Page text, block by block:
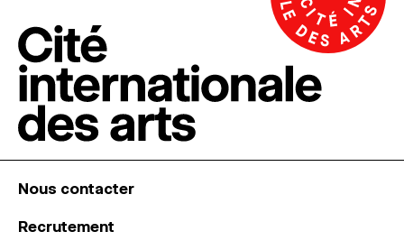
Nous contacter
Recrutement